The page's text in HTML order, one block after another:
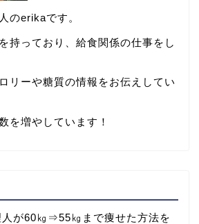
のerikaです。
持っており、給食関係の仕事をし
リーや糖質の情報をお伝えしてい
を増やしています！
が60㎏⇒55㎏まで痩せた方法を